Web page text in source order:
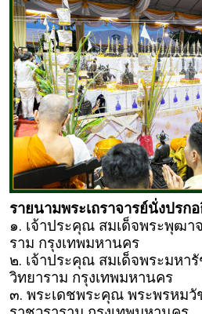
รายนามพระเถราจารย์นั่งปรก
๑. เจ้าประคุณ สมเด็จพระพุฒา
ราม กรุงเทพมหานคร
๒. เจ้าประคุณ สมเด็จพระมหา
วิทยาราม กรุงเทพมหานคร
๓. พระเดชพระคุณ พระพรหม